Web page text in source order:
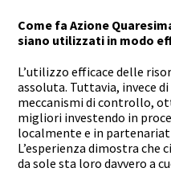
Come fa Azione
siano utilizzati in modo
L’utilizzo efficace delle
assoluta. Tuttavia, invece
meccanismi di controllo,
migliori investendo in
localmente e in
L’esperienza dimostra che
da sole sta loro davvero a